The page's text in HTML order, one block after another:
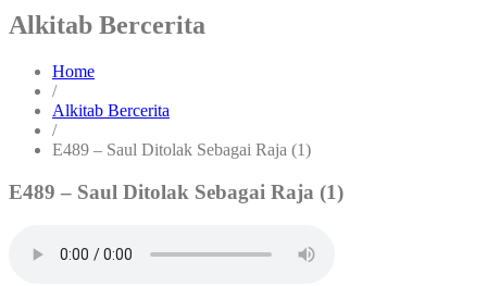
Alkitab Bercerita
Home
/
Alkitab Bercerita
/
E489 – Saul Ditolak Sebagai Raja (1)
E489 – Saul Ditolak Sebagai Raja (1)